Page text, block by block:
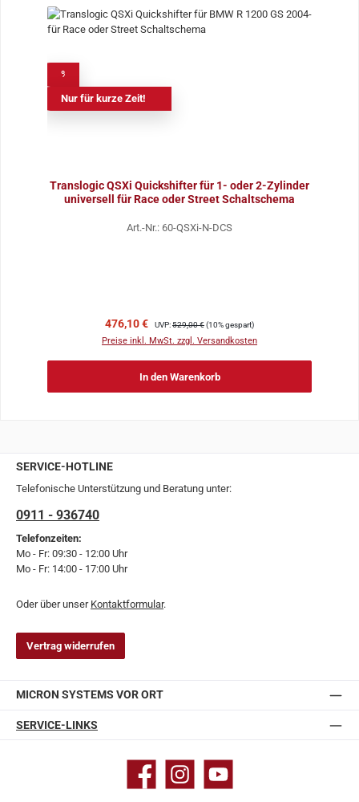
Nur für kurze Zeit!
Translogic QSXi Quickshifter für 1- oder 2-Zylinder
universell für Race oder Street Schaltschema
Art.-Nr.: 60-QSXi-N-DCS
Verkaufspreis:
476,10 € Regulärer Preis:
UVP:529,00 €(10% gespart)
Preise inkl. MwSt. zzgl. Versandkosten
In den Warenkorb
SERVICE-HOTLINE
Telefonische Unterstützung und Beratung unter:
0911 - 936740
Telefonzeiten:
Mo - Fr: 09:30 - 12:00 Uhr
Mo - Fr: 14:00 - 17:00 Uhr
Oder über unser Kontaktformular.
Vertrag widerrufen
MICRON SYSTEMS VOR ORT
SERVICE-LINKS
Facebook Instagram YouTube